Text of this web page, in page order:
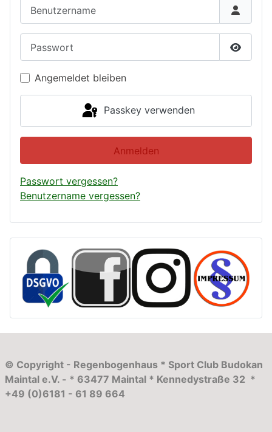
Angemeldet bleiben
Passkey verwenden
Anmelden
Passwort vergessen?
Benutzername vergessen?
© Copyright - Regenbogenhaus * Sport Club Budokan
Maintal e.V. - * 63477 Maintal * Kennedystraße 32 *
+49 (0)6181 - 61 89 664